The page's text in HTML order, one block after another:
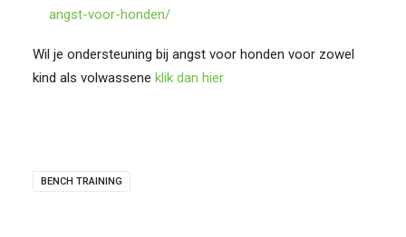
angst-voor-honden/
Wil je ondersteuning bij angst voor honden voor zowel
kind als volwassene klik dan hier
BENCH TRAINING